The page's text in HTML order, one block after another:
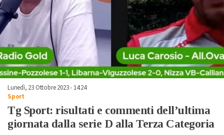
Lunedì, 23 Ottobre 2023 - 14:24
Sport
Tg Sport: risultati e commenti dell’ultima
giornata dalla serie D alla Terza Categoria